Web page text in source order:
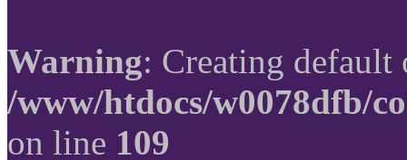
Warning: Creating
/www/htdocs/w0078dfb/
on line 109